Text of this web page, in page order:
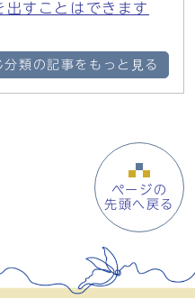
すことはできます
分類の記事をもっと見る
ページの
先頭へ戻る